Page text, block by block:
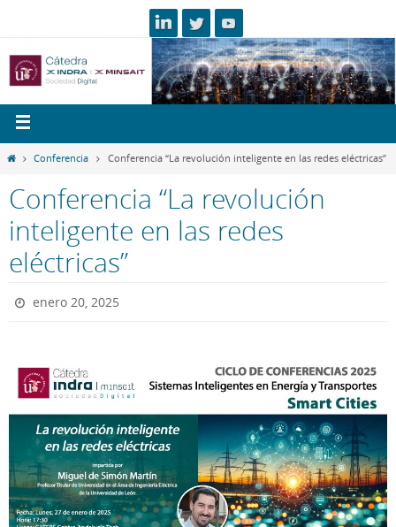
Conferencia Conferencia “La revolución inteligente en las redes eléctricas”
Conferencia “La revolución
inteligente en las redes
eléctricas”
enero 20, 2025